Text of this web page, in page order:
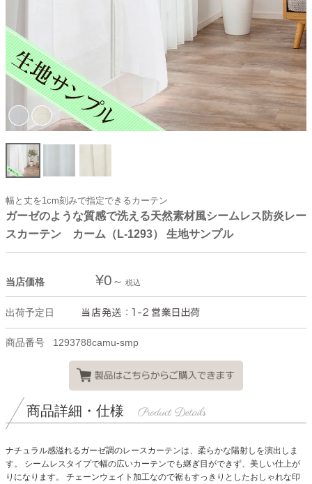
幅と丈を1cm刻みで指定できるカーテン
ガーゼのような質感で洗える天然素材風シームレス防炎レー
スカーテン カーム（L-1293） 生地サンプル
当店価格 ¥0 税込
出荷予定日
商品番号 1293788camu-smp
商品詳細・仕様
ナチュラル感溢れるガーゼ調のレースカーテンは、柔らかな陽射しを演出しま
す。
シームレスタイプで幅の広いカーテンでも継ぎ目ができず、美しい仕上が
りになります。
チェーンウェイト加工なので裾もすっきりとしたおしゃれな印